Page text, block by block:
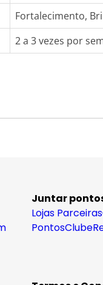
Fortalecimento,
2 a 3 vezes por
Juntar
Lojas Parceiras
PontosClube